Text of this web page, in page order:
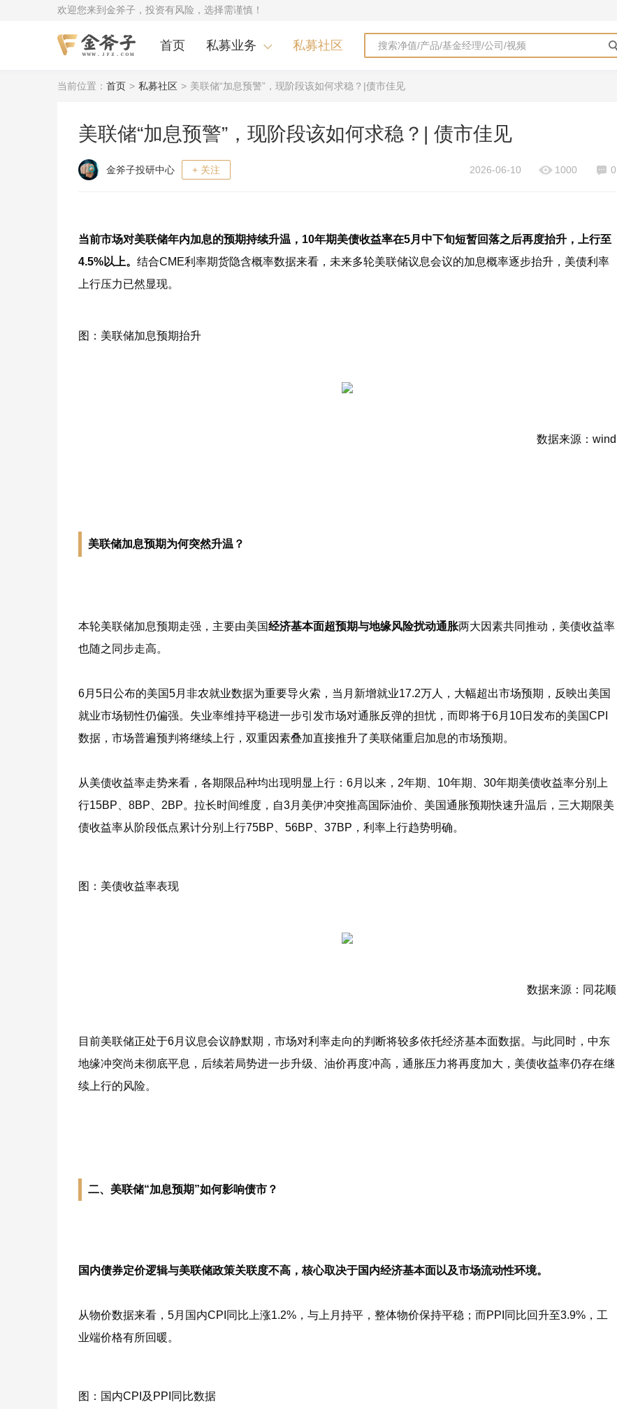
欢迎您来到金斧子，投资有风险，选择需谨慎！
首页 私募业务 私募社区
当前位置： 首页 > 私募社区 > 美联储“加息预警”，现阶段该如何求稳？|债市佳见
美联储“加息预警”，现阶段该如何求稳？| 债市佳见
金斧子投研中心 + 关注 2026-06-10 1000 0
当前市场对美联储年内加息的预期持续升温，10年期美债收益率在5月中下旬短暂回落之后再度抬升，上行至
4.5%以上。 结合CME利率期货隐含概率数据来看，未来多轮美联储议息会议的加息概率逐步抬升，美债利率
上行压力已然显现。
图：美联储加息预期抬升
数据来源：wind
美联储加息预期为何突然升温 ？
本轮美联储加息预期走强，主要由美国经济基本面超预期与地缘风险扰动通胀两大因素共同推动，美债收益率
也随之同步走高。
6月5日公布的美国5月非农就业数据为重要导火索，当月新增就业17.2万人，大幅超出市场预期，反映出美国
就业市场韧性仍偏强。失业率维持平稳进一步引发市场对通胀反弹的担忧，而即将于6月10日发布的美国CPI
数据，市场普遍预判将继续上行，双重因素叠加直接推升了美联储重启加息的市场预期。
从美债收益率走势来看，各期限品种均出现明显上行：6月以来，2年期、10年期、30年期美债收益率分别上
行15BP、8BP、2BP。拉长时间维度，自3月美伊冲突推高国际油价、美国通胀预期快速升温后，三大期限美
债收益率从阶段低点累计分别上行75BP、56BP、37BP，利率上行趋势明确。
图：美债收益率表现
数据来源：同花顺
目前美联储正处于6月议息会议静默期，市场对利率走向的判断将较多依托经济基本面数据。与此同时，中东
地缘冲突尚未彻底平息，后续若局势进一步升级、油价再度冲高，通胀压力将再度加大，美债收益率仍存在继
续上行的风险。
二、美联储“加息预期”如何影响债市？
国内债券定价逻辑与美联储政策关联度不高，核心取决于国内经济基本面以及市场流动性环境。
从物价数据来看，5月国内CPI同比上涨1.2%，与上月持平，整体物价保持平稳；而PPI同比回升至3.9%，工
业端价格有所回暖。
图：国内CPI及PPI同比数据